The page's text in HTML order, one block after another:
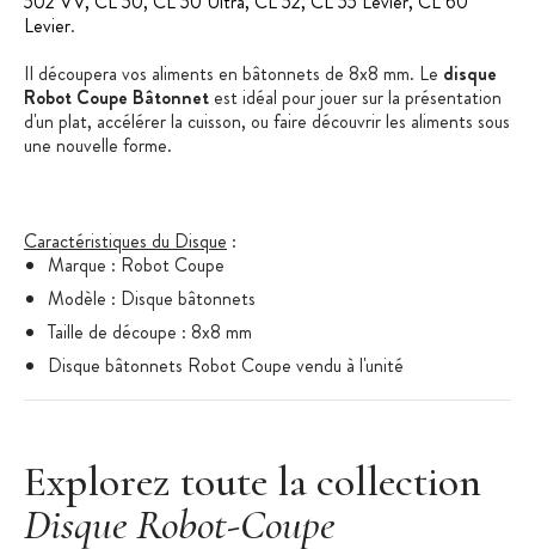
Levier.
Il découpera vos aliments en bâtonnets de 8x8 mm. Le disque
Robot Coupe Bâtonnet est idéal pour jouer sur la présentation
d'un plat, accélérer la cuisson, ou faire découvrir les aliments sous
une nouvelle forme.
Caractéristiques du Disque :
Marque : Robot Coupe
Modèle : Disque bâtonnets
Taille de découpe : 8x8 mm
Disque bâtonnets Robot Coupe vendu à l'unité
Explorez toute la collection
Disque Robot-Coupe